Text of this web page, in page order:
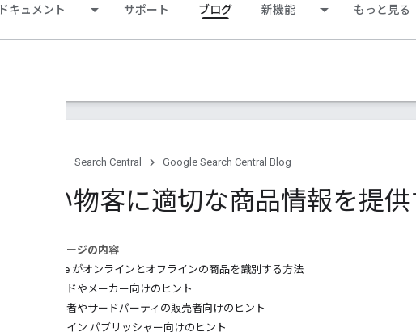
ドキュメント サポート ブログ 新機能 もっと見る
Search Central Google Search Central Blog
買い物客に適切な商品情報を提
このページの内容
Google がオンラインとオフラインの商品を識別する方法
ブランドやメーカー向けのヒント
小売業者やサードパーティの販売者向けのヒント
オンライン パブリッシャー向けのヒント